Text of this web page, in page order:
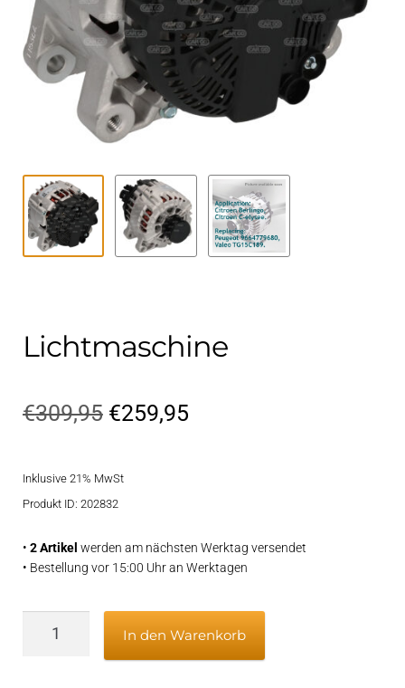
öffnen
Technikblog
Deutsch
Lichtmaschine
€309,95 Ursprünglicher
war:
€259,95Aktueller
Inklusive 21% MwSt
Produkt ID: 202832
• 2 Artikel werden am nächsten Werktag versendet
• Bestellung vor 15:00 Uhr an Werktagen
In den Warenkorb